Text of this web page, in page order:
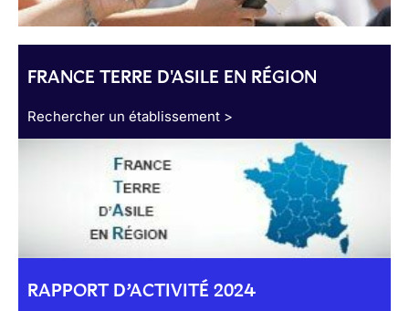
FRANCE TERRE D'ASILE EN RÉGION
Rechercher un établissement >
RAPPORT D’ACTIVITÉ 2024